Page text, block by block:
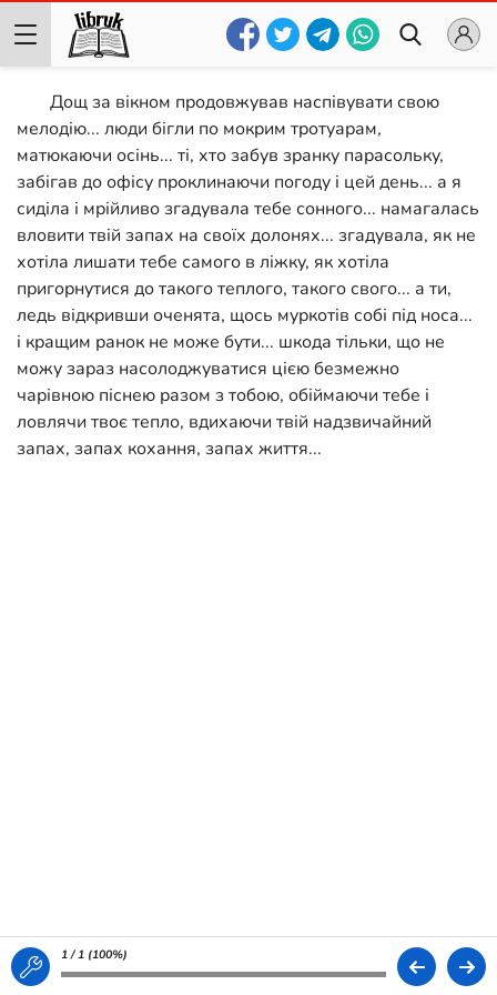
Дощ за вікном продовжував наспівувати свою
мелодію... люди бігли по мокрим тротуарам,
матюкаючи осінь... ті, хто забув зранку парасольку,
забігав до офісу проклинаючи погоду і цей день... а я
сиділа і мрійливо згадувала тебе сонного... намагалась
вловити твій запах на своїх долонях... згадувала, як не
хотіла лишати тебе самого в ліжку, як хотіла
пригорнутися до такого теплого, такого свого... а ти,
ледь відкривши оченята, щось муркотів собі під носа...
і кращим ранок не може бути... шкода тільки, що не
можу зараз насолоджуватися цією безмежно
чарівною піснею разом з тобою, обіймаючи тебе і
ловлячи твоє тепло, вдихаючи твій надзвичайний
запах, запах кохання, запах життя...
1 / 1 (100%)